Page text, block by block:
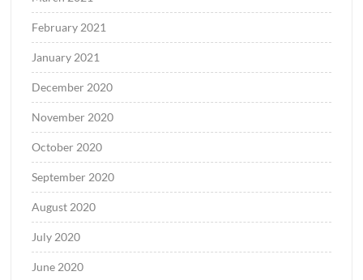
February 2021
January 2021
December 2020
November 2020
October 2020
September 2020
August 2020
July 2020
June 2020